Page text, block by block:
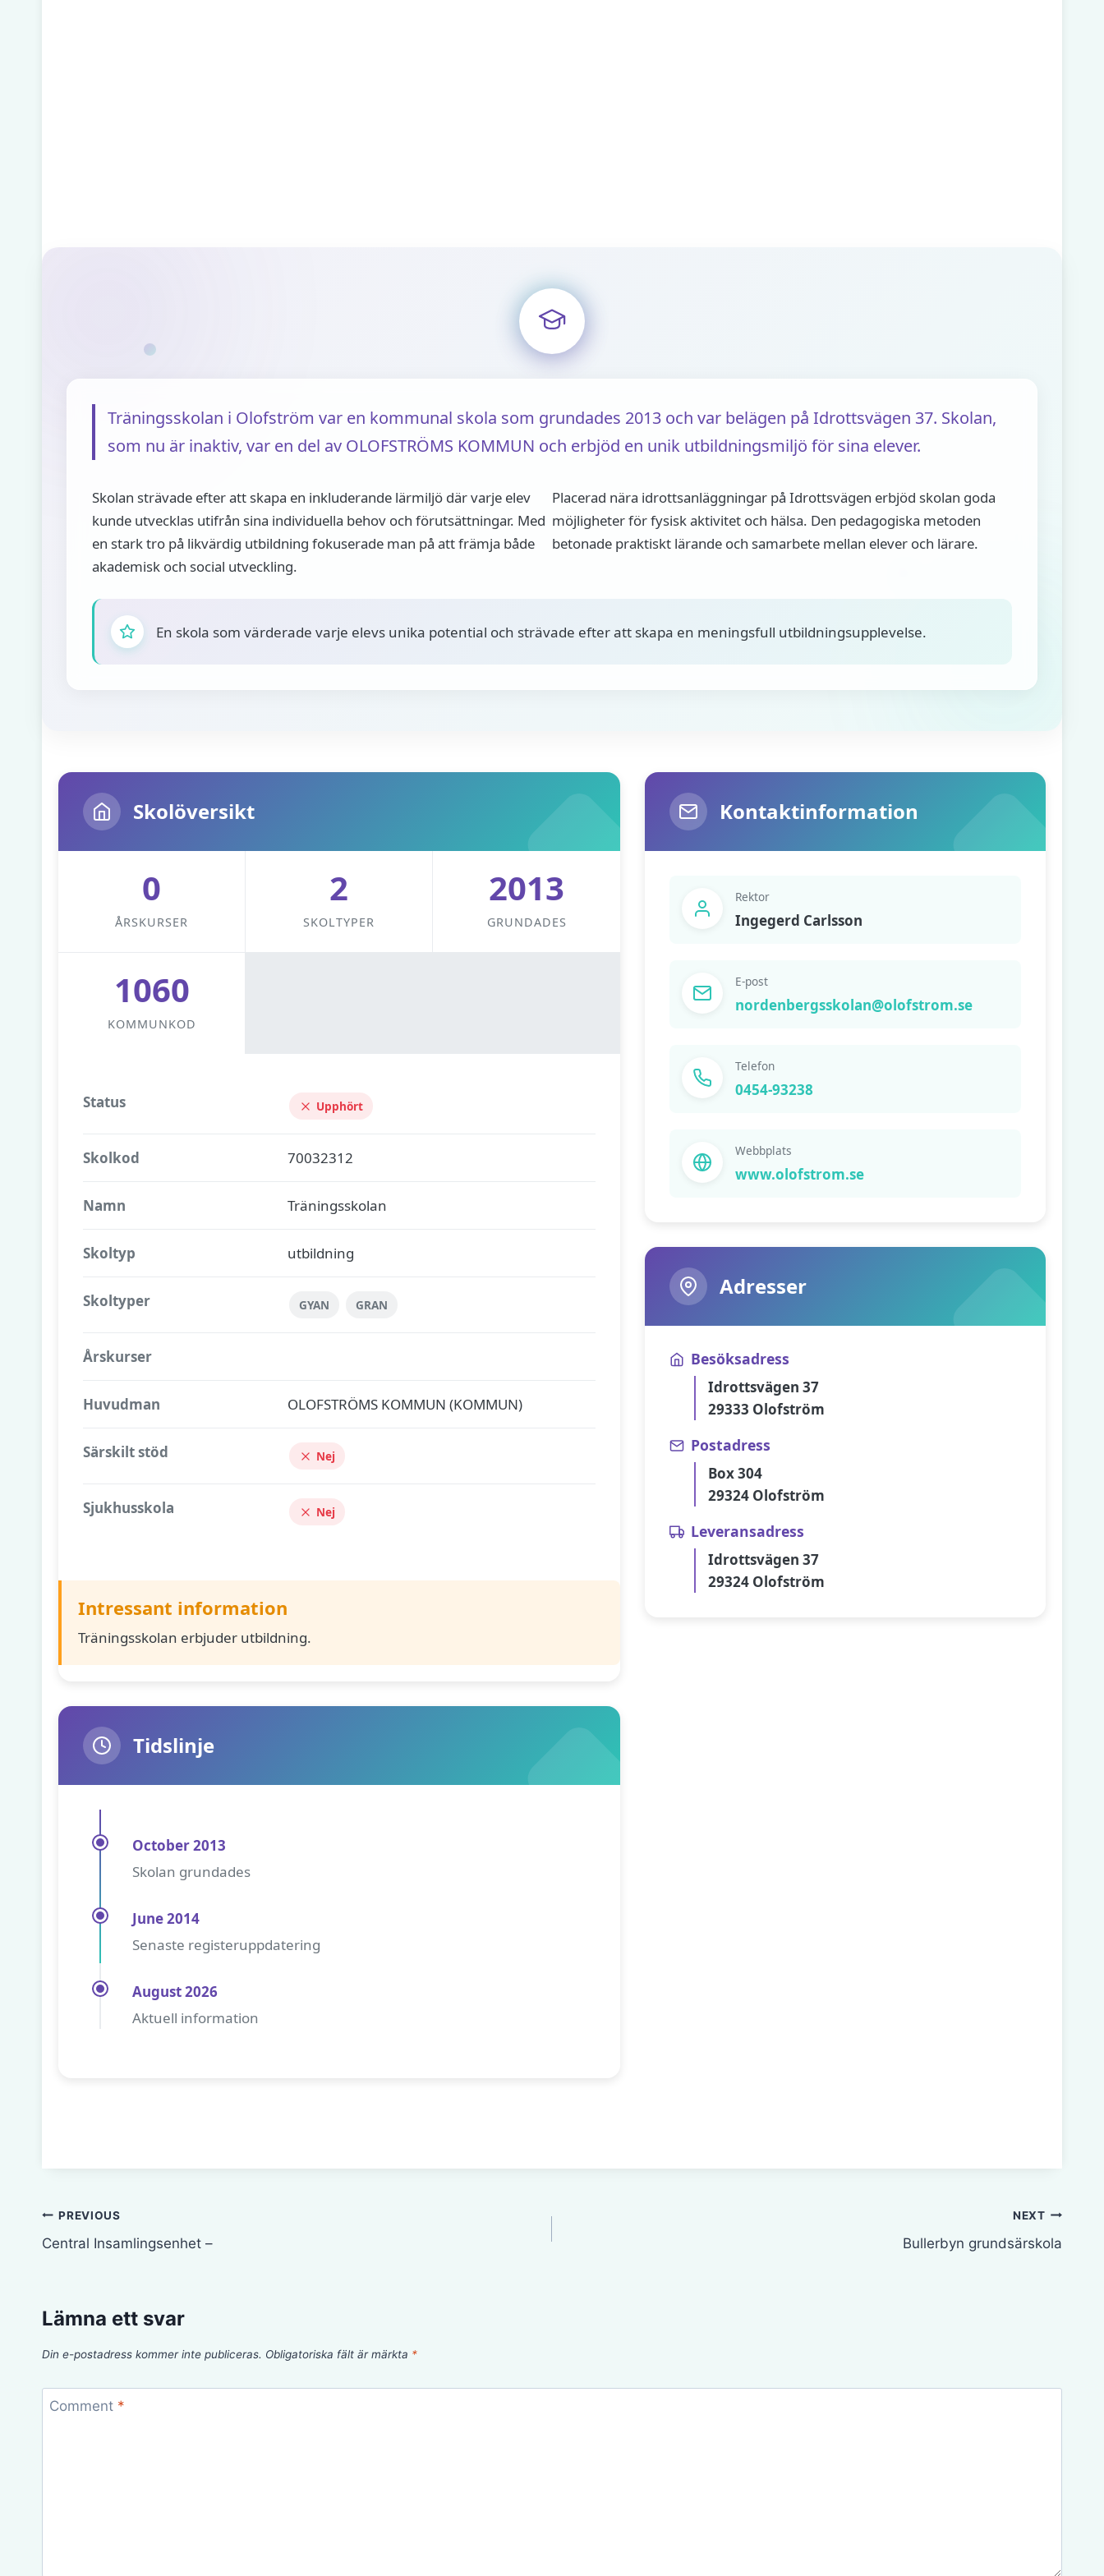
Träningsskolan i Olofström var en kommunal skola som grundades 2013 och var belägen på Idrottsvägen 37. Skolan,
som nu är inaktiv, var en del av OLOFSTRÖMS KOMMUN och erbjöd en unik utbildningsmiljö för sina elever.
Skolan strävade efter att skapa en inkluderande lärmiljö där varje elev
kunde utvecklas utifrån sina individuella behov och förutsättningar. Med
en stark tro på likvärdig utbildning fokuserade man på att främja både
akademisk och social utveckling.
Placerad nära idrottsanläggningar på Idrottsvägen erbjöd skolan goda
möjligheter för fysisk aktivitet och hälsa. Den pedagogiska metoden
betonade praktiskt lärande och samarbete mellan elever och lärare.
En skola som värderade varje elevs unika potential och strävade efter att skapa en meningsfull utbildningsupplevelse.
Skolöversikt
0
ÅRSKURSER
2
SKOLTYPER
2013
GRUNDADES
1060
KOMMUNKOD
Status Upphört
Skolkod 70032312
Namn Träningsskolan
Skoltyp utbildning
Skoltyper GYAN GRAN
Årskurser
Huvudman OLOFSTRÖMS KOMMUN (KOMMUN)
Särskilt stöd Nej
Sjukhusskola Nej
Intressant information
Träningsskolan erbjuder utbildning.
Tidslinje
October 2013
Skolan grundades
June 2014
Senaste registeruppdatering
August 2026
Aktuell information
Kontaktinformation
Rektor
Ingegerd Carlsson
E-post
nordenbergsskolan@olofstrom.se
Telefon
0454-93238
Webbplats
www.olofstrom.se
Adresser
Besöksadress
Idrottsvägen 37
29333 Olofström
Postadress
Box 304
29324 Olofström
Leveransadress
Idrottsvägen 37
29324 Olofström
Inläggsnavigering
PREVIOUS
Central Insamlingsenhet –
NEXT
Bullerbyn grundsärskola
Lämna ett svar
Din e-postadress kommer inte publiceras. Obligatoriska fält är märkta *
Comment *